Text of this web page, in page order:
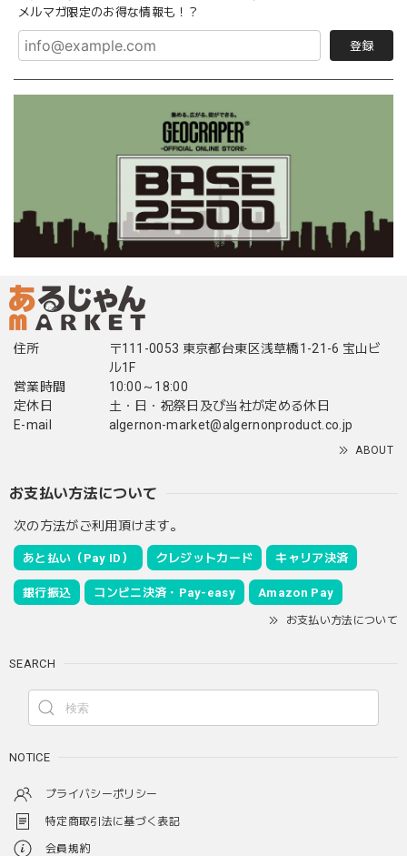
メルマガ限定のお得な情報も！？
登録
住所
〒111-0053 東京都台東区浅草橋1-21-6 宝山ビ
ル1F
営業時間
10:00～18:00
定休日
土・日・祝祭日及び当社が定める休日
E-mail
algernon-market@algernonproduct.co.jp
ABOUT
お支払い方法について
次の方法がご利用頂けます。
あと払い（Pay ID） クレジットカード キャリア決済
銀行振込 コンビニ決済・Pay-easy Amazon Pay
お支払い方法について
SEARCH
NOTICE
プライバシーポリシー
特定商取引法に基づく表記
会員規約